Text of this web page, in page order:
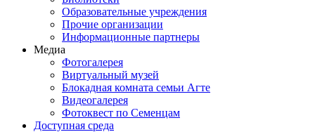
Образовательные учреждения
Прочие организации
Информационные партнеры
Медиа
Фотогалерея
Виртуальный музей
Блокадная комната семьи Агте
Видеогалерея
Фотоквест по Семенцам
Доступная среда